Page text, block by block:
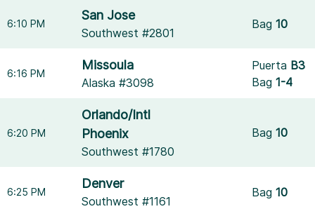
6:10 PM
San Jose
Southwest #2801
Bag10
6:16 PM
Missoula
Alaska #3098
Puerta B3
Bag1-4
6:20 PM
Orlando/Intl
Phoenix
Southwest #1780
Bag10
6:25 PM
Denver
Southwest #1161
Bag10